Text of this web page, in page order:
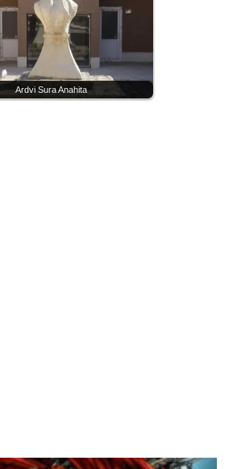
Ardvi Sura Anahita